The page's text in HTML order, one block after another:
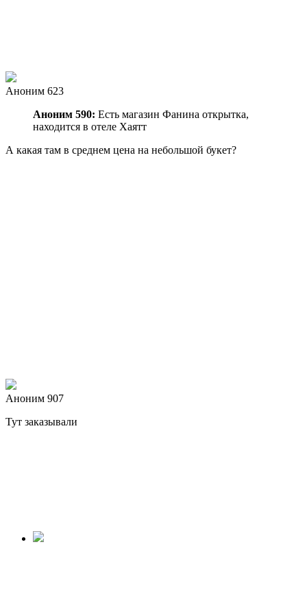
Аноним 623
Аноним 590: Есть магазин Фанина открытка,
находится в отеле Хаятт
А какая там в среднем цена на небольшой букет?
Аноним 907
Тут заказывали